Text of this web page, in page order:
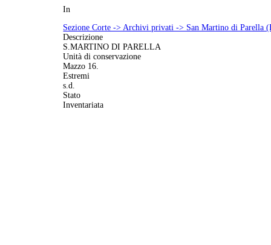
In
Sezione Corte -> Archivi privati -> San Martino di Parella
Descrizione
S.MARTINO DI PARELLA
Unità di conservazione
Mazzo 16.
Estremi
s.d.
Stato
Inventariata